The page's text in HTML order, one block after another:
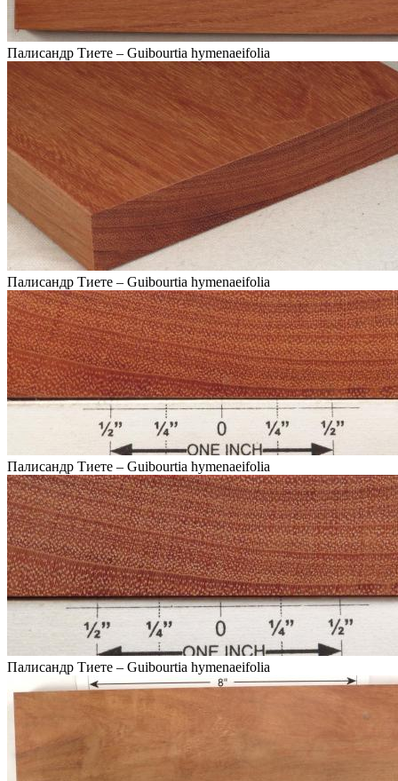
Палисандр Тиете – Guibourtia hymenaeifolia
Палисандр Тиете – Guibourtia hymenaeifolia
Палисандр Тиете – Guibourtia hymenaeifolia
Палисандр Тиете – Guibourtia hymenaeifolia